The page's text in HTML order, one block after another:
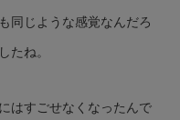
同じような感覚なんだろ
たね。
はすごせなくなったんで